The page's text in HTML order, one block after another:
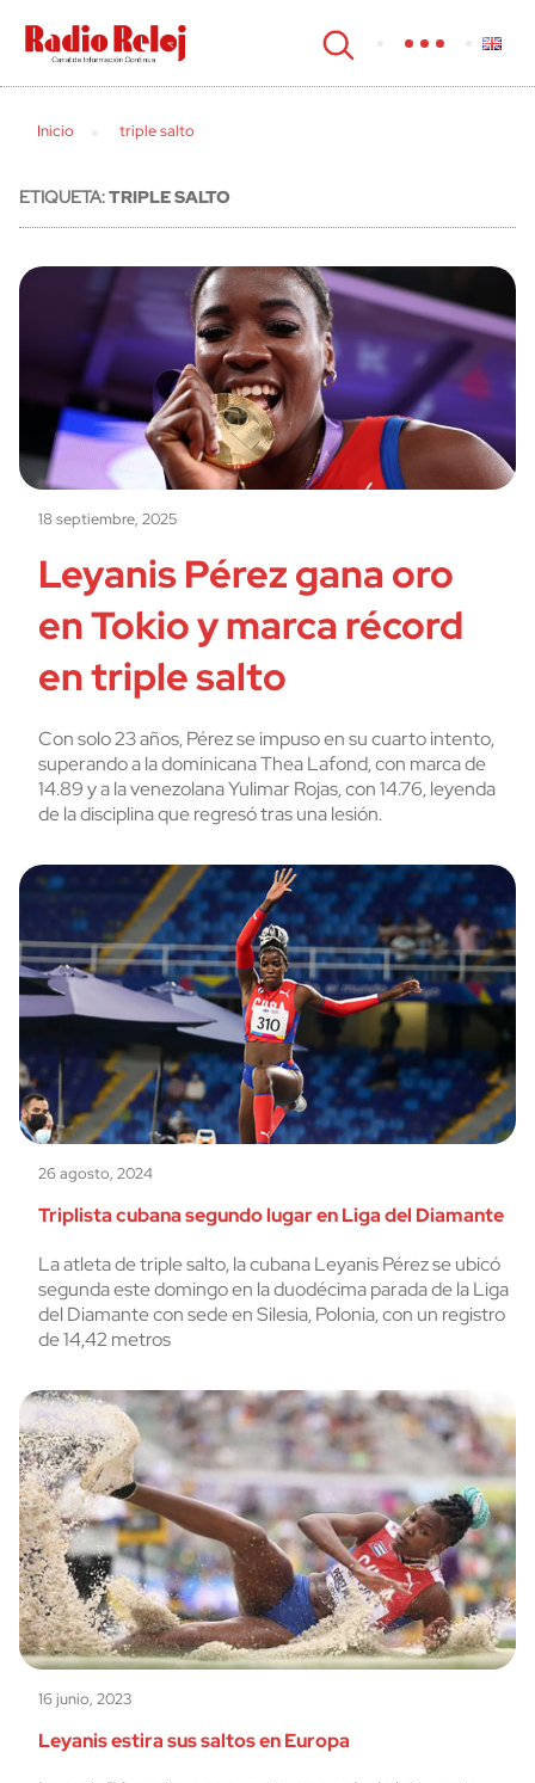
cerrar
Inicio triple salto
ETIQUETA:TRIPLE SALTO
18 septiembre, 2025
Leyanis Pérez gana oro
en Tokio y marca récord
en triple salto
Con solo 23 años, Pérez se impuso en su cuarto intento,
superando a la dominicana Thea Lafond, con marca de
14.89 y a la venezolana Yulimar Rojas, con 14.76, leyenda
de la disciplina que regresó tras una lesión.
26 agosto, 2024
Triplista cubana segundo lugar en Liga del Diamante
La atleta de triple salto, la cubana Leyanis Pérez se ubicó
segunda este domingo en la duodécima parada de la Liga
del Diamante con sede en Silesia, Polonia, con un registro
de 14,42 metros
16 junio, 2023
Leyanis estira sus saltos en Europa